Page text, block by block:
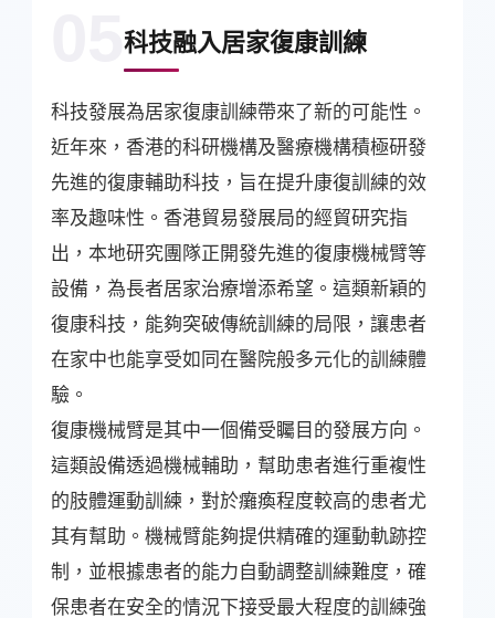
05科技融入居家復康訓練
科技發展為居家復康訓練帶來了新的可能性。
近年來，香港的科研機構及醫療機構積極研發
先進的復康輔助科技，旨在提升康復訓練的效
率及趣味性。香港貿易發展局的經貿研究指
出，本地研究團隊正開發先進的復康機械臂等
設備，為長者居家治療增添希望。這類新穎的
復康科技，能夠突破傳統訓練的局限，讓患者
在家中也能享受如同在醫院般多元化的訓練體
驗。
復康機械臂是其中一個備受矚目的發展方向。
這類設備透過機械輔助，幫助患者進行重複性
的肢體運動訓練，對於癱瘓程度較高的患者尤
其有幫助。機械臂能夠提供精確的運動軌跡控
制，並根據患者的能力自動調整訓練難度，確
保患者在安全的情況下接受最大程度的訓練強